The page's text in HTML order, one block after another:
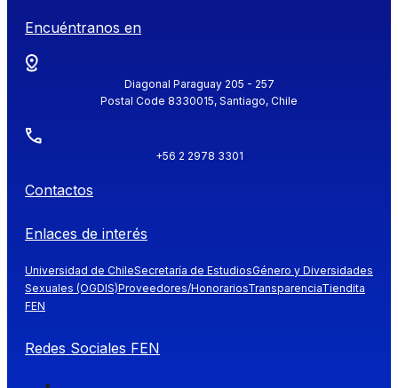
Encuéntranos en
Diagonal Paraguay 205 - 257
Postal Code 8330015, Santiago, Chile
+56 2 2978 3301
Contactos
Enlaces de interés
Universidad de ChileSecretaría de EstudiosGénero y Diversidades
Sexuales (OGDIS)Proveedores/HonorariosTransparenciaTiendita
FEN
Redes Sociales FEN